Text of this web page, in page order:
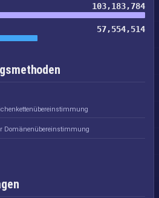
103,183,784
57,554,514
Domänenübereinstimmung